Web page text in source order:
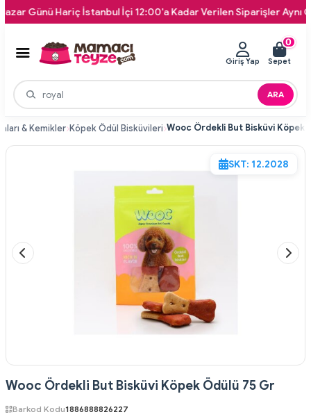
Günü Hariç İstanbul İçi 12:00'a Kadar Verilen Siparişler Aynı Gün
ARA
Giriş Yap
0
Sepet
& Kemikler Köpek Ödül Bisküvileri
SKT: 12.2028
Wooc Ördekli But Bisküvi Köpek Ödülü 75 Gr
Barkod Kodu1886888826227